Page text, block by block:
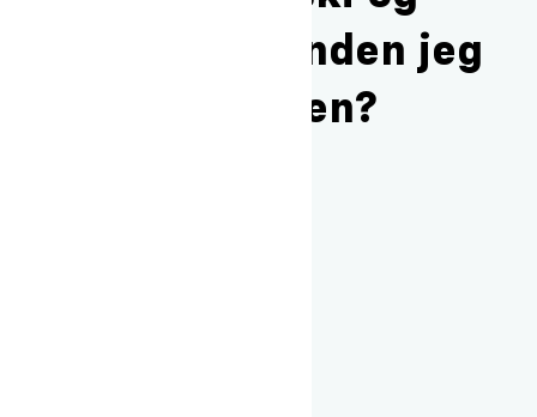
andet udstyr, inden jeg
starter på skolen?